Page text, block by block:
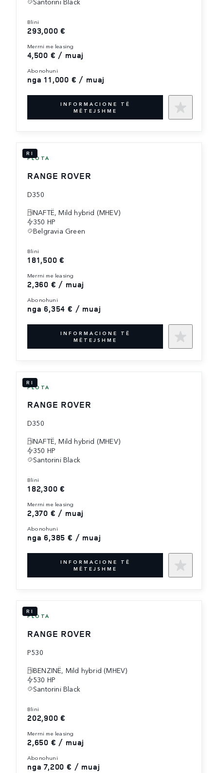
blini
293,000 €
merrni me leasing
4,500 € / muaj
abonohuni
nga 11,000 € / muaj
INFORMACIONE TË
MËTEJSHME
RI
FLOTA
RANGE ROVER
D350
NAFTË, Mild hybrid (MHEV)
350 HP
Belgravia Green
blini
181,500 €
merrni me leasing
2,360 € / muaj
abonohuni
nga 6,354 € / muaj
INFORMACIONE TË
MËTEJSHME
RI
FLOTA
RANGE ROVER
D350
NAFTË, Mild hybrid (MHEV)
350 HP
Santorini Black
blini
182,300 €
merrni me leasing
2,370 € / muaj
abonohuni
nga 6,385 € / muaj
INFORMACIONE TË
MËTEJSHME
RI
FLOTA
RANGE ROVER
P530
BENZINË, Mild hybrid (MHEV)
530 HP
Santorini Black
blini
202,900 €
merrni me leasing
2,650 € / muaj
abonohuni
nga 7,200 € / muaj